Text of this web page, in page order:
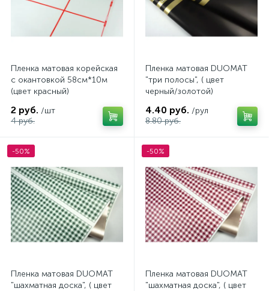
Пленка матовая корейская
с окантовкой 58см*10м
(цвет красный)
2 руб. /шт
4 руб.
Пленка матовая DUOMAT
"три полосы", ( цвет
черный/золотой)
4.40 руб. /рул
8.80 руб.
-50%
Пленка матовая DUOMAT
"шахматная доска", ( цвет
-50%
Пленка матовая DUOMAT
"шахматная доска", ( цвет